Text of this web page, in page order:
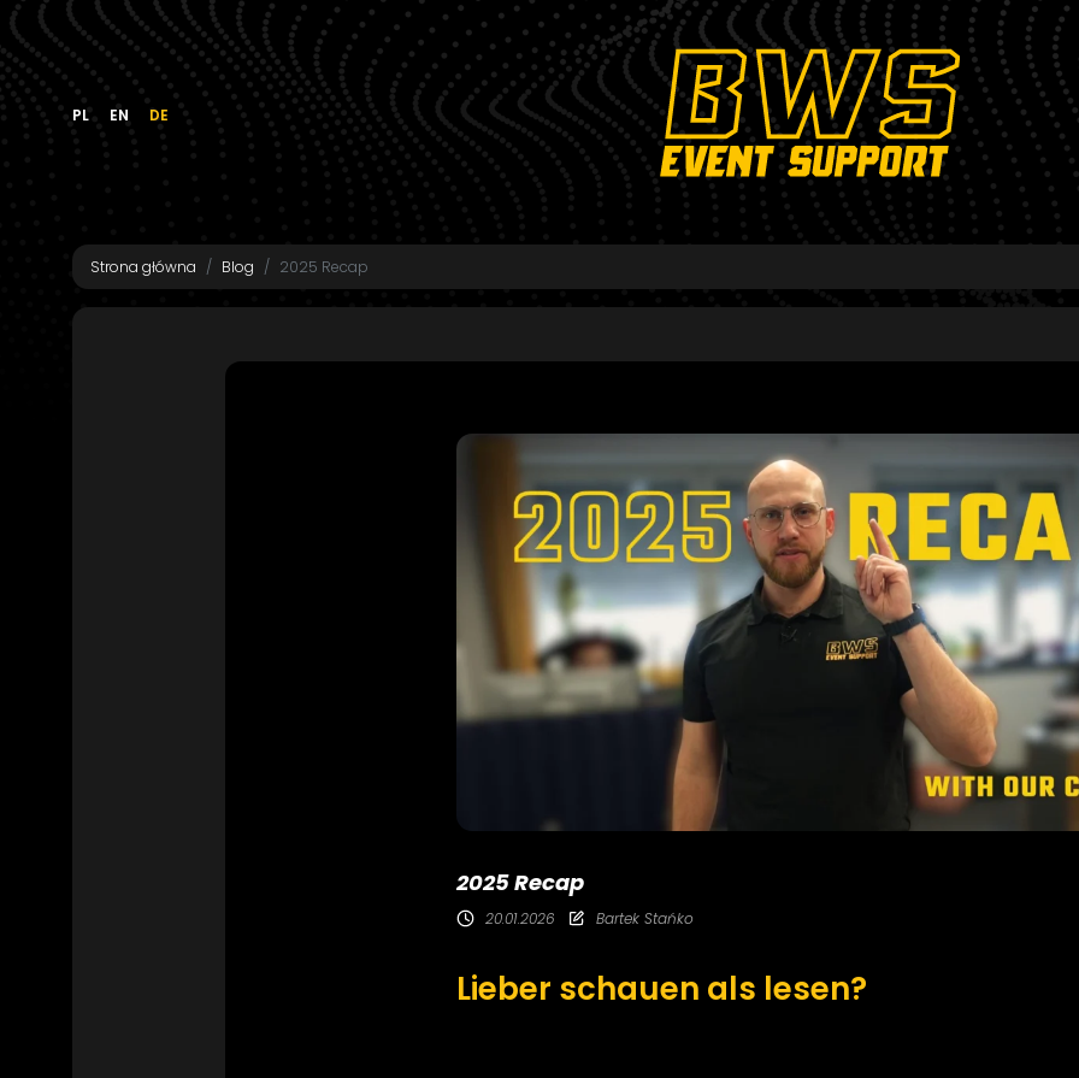
PL EN DE
Strona główna Blog 2025 Recap
2025 Recap
20.01.2026 Bartek Stańko
Lieber schauen als lesen?